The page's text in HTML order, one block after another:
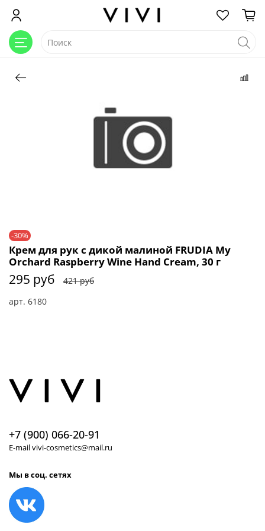
-30%
арт. 6180
Крем для рук c дикой малиной FRUDIA My
Orchard Raspberry Wine Hand Cream, 30 г
295 руб 421 руб
+7 (900) 066-20-91
E-mail vivi-cosmetics@mail.ru
Мы в соц. сетях